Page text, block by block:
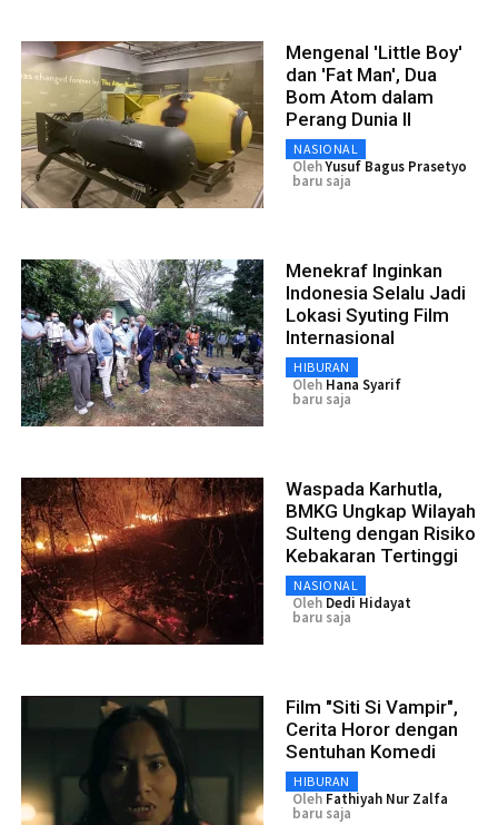
Mengenal 'Little Boy'
dan 'Fat Man', Dua
Bom Atom dalam
Perang Dunia II
NASIONAL
OlehYusuf Bagus Prasetyo
baru saja
Menekraf Inginkan
Indonesia Selalu Jadi
Lokasi Syuting Film
Internasional
HIBURAN
Oleh Hana Syarif
baru saja
Waspada Karhutla,
BMKG Ungkap Wilayah
Sulteng dengan Risiko
Kebakaran Tertinggi
NASIONAL
Oleh Dedi Hidayat
baru saja
Film "Siti Si Vampir",
Cerita Horor dengan
Sentuhan Komedi
HIBURAN
Oleh Fathiyah Nur Zalfa
baru saja